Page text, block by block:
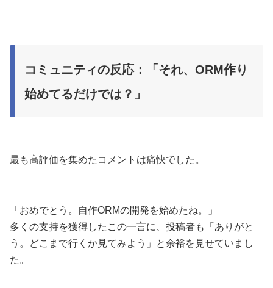
コミュニティの反応：「それ、ORM作り
始めてるだけでは？」
最も高評価を集めたコメントは痛快でした。
「おめでとう。自作ORMの開発を始めたね。」
多くの支持を獲得したこの一言に、投稿者も「ありがと
う。どこまで行くか見てみよう」と余裕を見せていまし
た。